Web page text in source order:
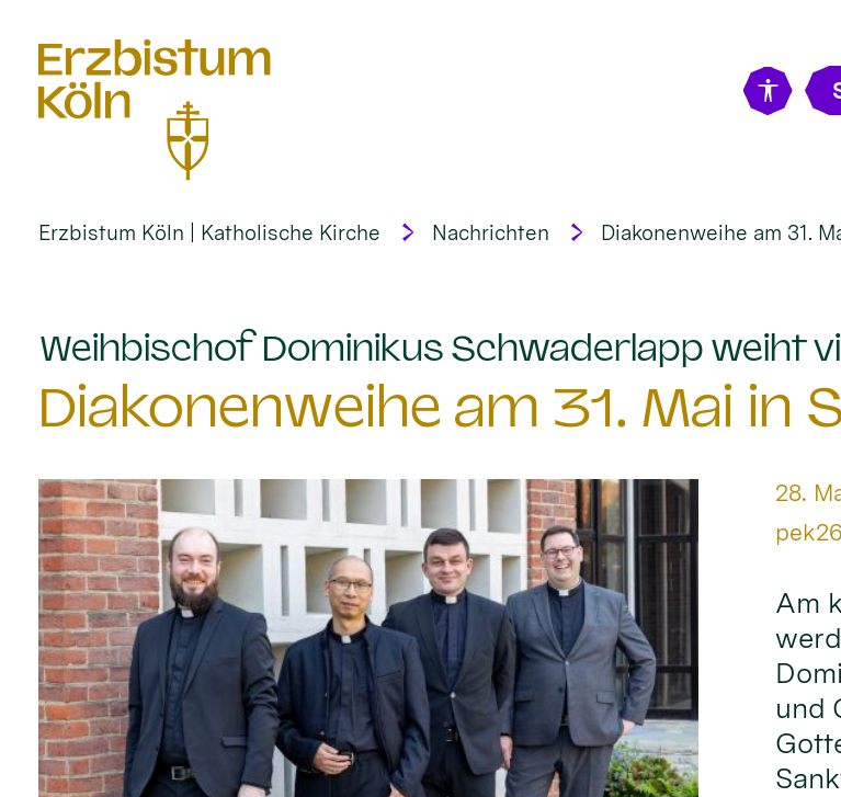
Erzbistum Köln | Katholische Kirche Nachrichten Diakonenweihe am 31.
Weihbischof Dominikus Schwaderlapp weiht
Diakonenweihe am 31. Mai in
28.
Von:
Am
und